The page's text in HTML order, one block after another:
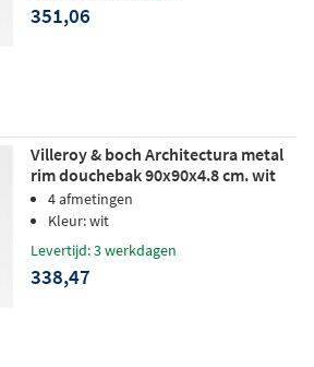
351,06
Villeroy & boch Architectura metal
rim douchebak 90x90x4.8 cm. wit
4 afmetingen
Kleur: wit
Levertijd: 3 werkdagen
338,47